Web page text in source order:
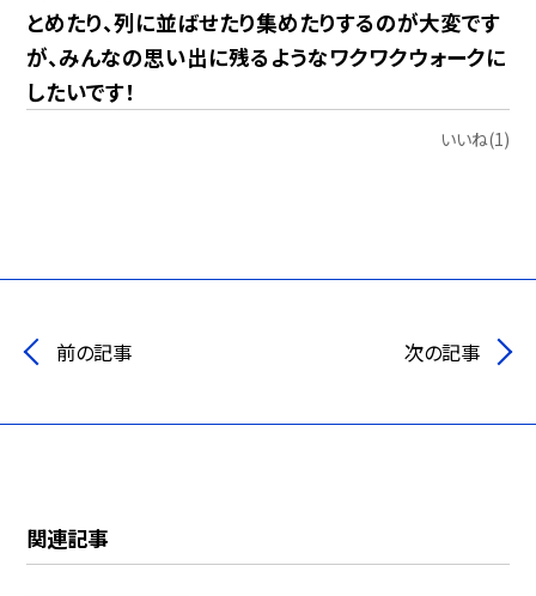
とめたり、列に並ばせたり集めたりするのが大変です
が、みんなの思い出に残るようなワクワクウォークに
したいです！
いいね(1)
前の記事 次の記事
関連記事